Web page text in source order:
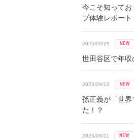
今こそ知って
プ体験レポート
2025/09/29
世田谷区で年
2025/09/13
孫正義が「世
た！？
2025/08/11